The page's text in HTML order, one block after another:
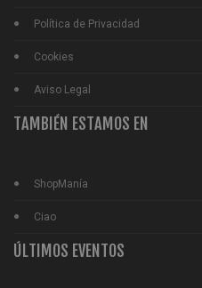
Política de Privacidad
Cookies
Aviso Legal
TAMBIÉN ESTAMOS EN
ShopManía
Ciao
ÚLTIMOS EVENTOS